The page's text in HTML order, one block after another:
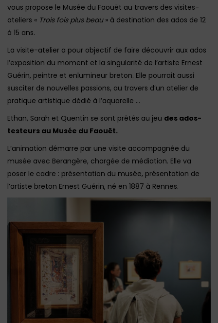
vous propose le Musée du Faouët au travers des visites-
ateliers « Trois fois plus beau» à destination des ados de 12
à 15 ans.
La visite-atelier a pour objectif de faire découvrir aux ados
l’exposition du moment et la singularité de l’artiste Ernest
Guérin, peintre et enlumineur breton. Elle pourrait aussi
susciter de nouvelles passions, au travers d’un atelier de
pratique artistique dédié à l’aquarelle …
Ethan, Sarah et Quentin se sont prêtés au jeu des ados-
testeurs au Musée du Faouët.
L’animation démarre par une visite accompagnée du
musée avec Berangère, chargée de médiation. Elle va
poser le cadre : présentation du musée, présentation de
l’artiste breton Ernest Guérin, né en 1887 à Rennes.